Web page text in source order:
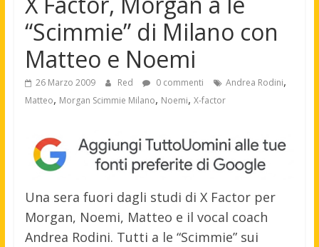
news
moda
maschile
“Scimmie” di Milano con
Matteo e Noemi
26 Marzo 2009 Red 0 commenti Andrea Rodini,
Matteo, Morgan Scimmie Milano, Noemi, X-factor
Una sera fuori dagli studi di X Factor per
Morgan, Noemi, Matteo e il vocal coach
Andrea Rodini. Tutti a le “Scimmie” sui